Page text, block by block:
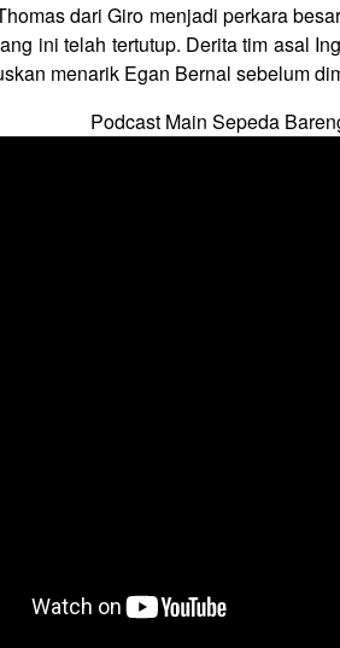
dari Giro menjadi perkara
ini telah tertutup. Derita tim asal
menarik Egan Bernal sebelum
Podcast Main Sepeda